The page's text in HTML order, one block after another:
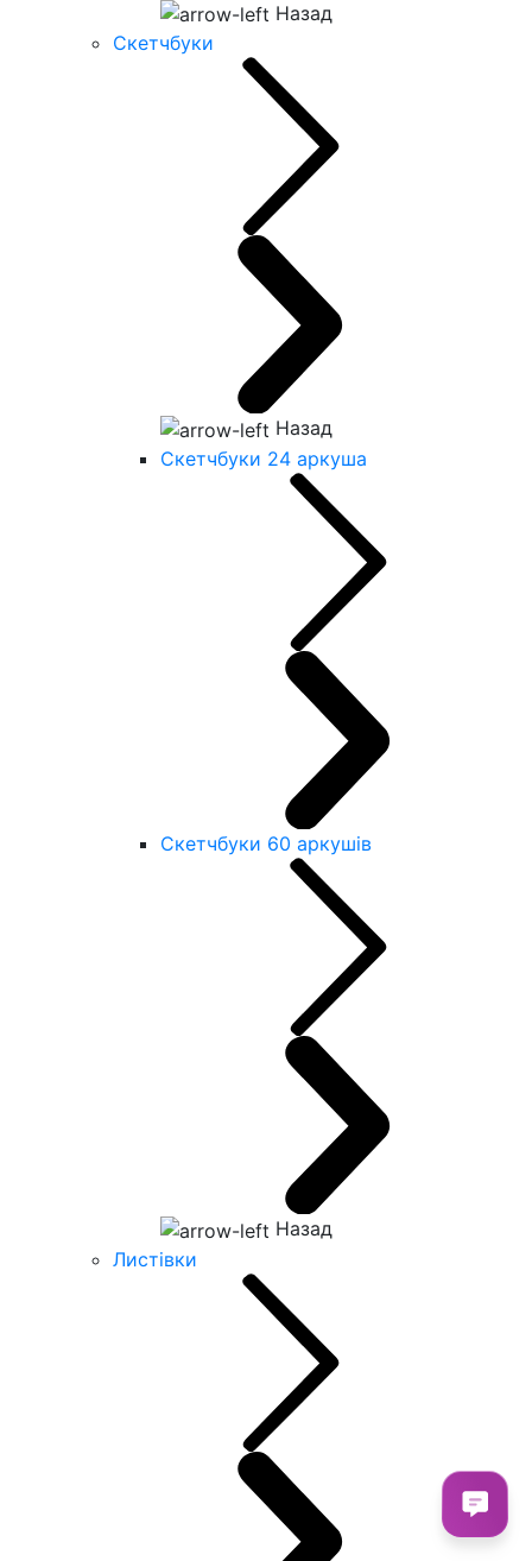
Назад
Скетчбуки
Назад
Скетчбуки 24 аркуша
Скетчбуки 60 аркушів
Назад
Листівки